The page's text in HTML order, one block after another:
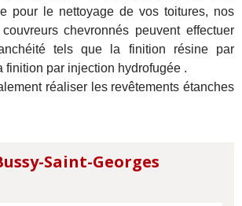
pour le nettoyage de vos toitures, nos
chevronnés peuvent effectuer
tels que la finition résine par
finition par injection hydrofugée .
réaliser les revêtements étanches
Saint-Georges